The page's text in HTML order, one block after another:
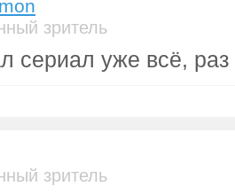
зритель
сериал уже всё,
зритель